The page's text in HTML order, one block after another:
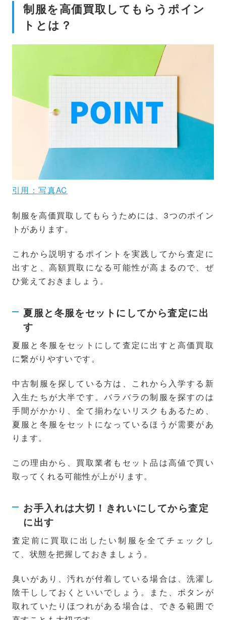
制服を高価買取してもらうポイン
トとは？
引用：写真AC
制服を高価買取してもらうためには、3つのポイン
トがあります。
これから説明するポイントを実践してから査定に
出すと、高額買取になる可能性が高まるので、ぜ
ひ覚えておきましょう。
夏服と冬服をセットにしてから査定に出
す
夏服と冬服をセットにして査定に出すと高価買取
に繋がりやすいです。
中古制服を探している方は、これから入学する新
入生たちが大半です。バラバラの制服を探すのは
手間がかかり、全て揃わないリスクもあるため、
夏服と冬服をセットになっているほうが需要があ
ります。
この理由から、買取業者もセット品は高値で買い
取ってくれる可能性が上がります。
お手入れは大切！きれいにしてから査定
に出す
査定前に買取に出したい制服を全てチェックし
て、状態を把握しておきましょう。
臭いがあり、汚れが付着している場合は、洗濯し
陰干ししておくといいでしょう。また、ボタンが
取れていたりほつれがある場合は、できる範囲で